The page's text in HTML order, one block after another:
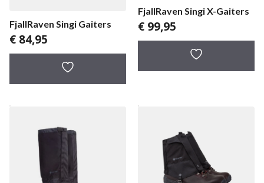
FjallRaven Singi Gaiters
€ 84,95
FjallRaven Singi X-Gaiters
€ 99,95